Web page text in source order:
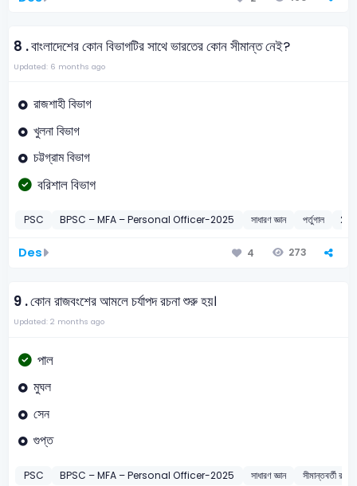
8 .বাংলাদেশের কোন বিভাগটির সাথে ভারতের কোন সীমান্ত নেই?
Updated: 6 months ago
রাজশাহী বিভাগ
খুলনা বিভাগ
চট্টগ্রাম বিভাগ
বরিশাল বিভাগ
PSC BPSC – MFA – Personal Officer-2025 সাধারণ জ্ঞান পর্তুগাল
Des 4 273
9 .কোন রাজবংশের আমলে চর্যাপদ রচনা শুরু হয়।
Updated: 2 months ago
পাল
মুঘল
সেন
গুপ্ত
PSC BPSC – MFA – Personal Officer-2025 সাধারণ জ্ঞান সীমান্তবর্তী রাজ্য